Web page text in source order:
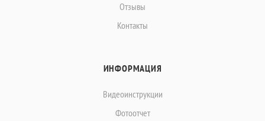
Отзывы
Контакты
ИНФОРМАЦИЯ
Видеоинструкции
Фотоотчет